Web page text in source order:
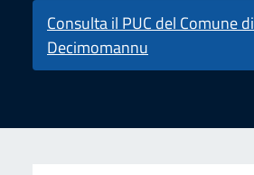
Consulta il PUC del Comune di
Decimomannu